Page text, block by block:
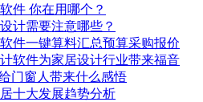
件 你在用哪个？
计需要注意哪些？
件一键算料汇总预算采购报价
软件为家居设计行业带来福音
门窗人带来什么感悟
十大发展趋势分析